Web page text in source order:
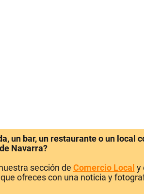
un bar, un restaurante o un local
Navarra?
sección de Comercio Local y
ofreces con una noticia y